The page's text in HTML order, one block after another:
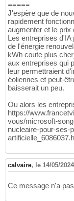
=====
J'espère que de
rapidement
augmenter et le prix
Les entreprises d'IA
de l'énergie
kWh coute plus
aux entreprises qui
leur permettraient
éoliennes et peut-
baisserait un peu.
Ou alors les
https://
vous/microsoft-
nucleaire-pour-ses-
calvaire, le 14/05/
Ce message n'a